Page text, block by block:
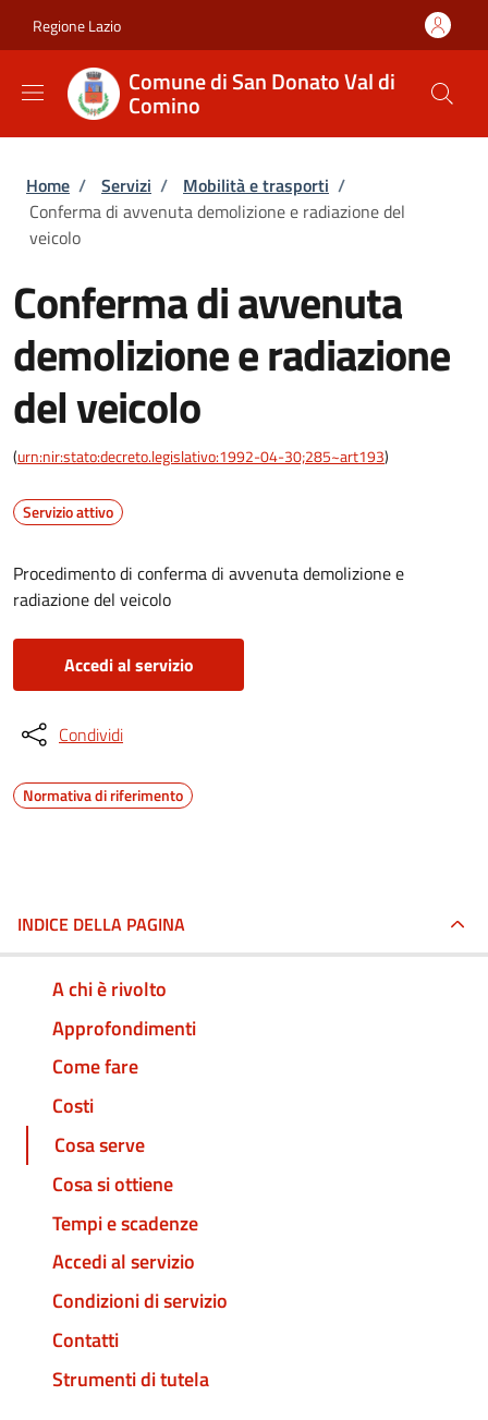
Regione Lazio
Comune di San Donato Val di
Comino
Briciole di pane
Home / Servizi / Mobilità e trasporti /
Conferma di avvenuta demolizione e radiazione del
veicolo
Conferma di avvenuta
demolizione e radiazione
del veicolo
(urn:nir:stato:decreto.legislativo:1992-04-30;285~art193)
Servizio attivo
Procedimento di conferma di avvenuta demolizione e
radiazione del veicolo
Accedi al servizio
Condividi
Normativa di riferimento
INDICE DELLA PAGINA
A chi è rivolto
Approfondimenti
Come fare
Costi
Cosa serve
Cosa si ottiene
Tempi e scadenze
Accedi al servizio
Condizioni di servizio
Contatti
Strumenti di tutela